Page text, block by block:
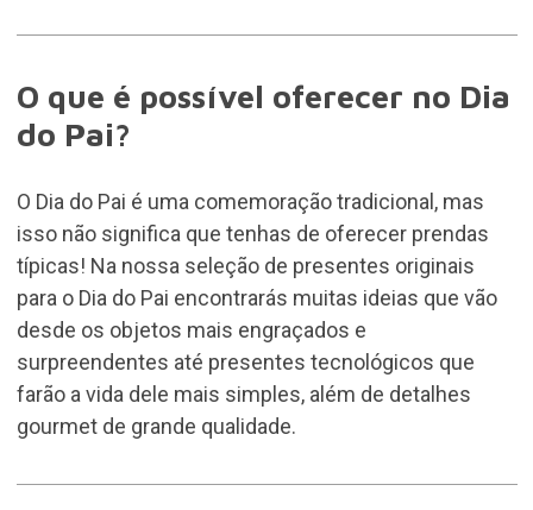
O que é possível oferecer no Dia
do Pai?
O Dia do Pai é uma comemoração tradicional, mas
isso não significa que tenhas de oferecer prendas
típicas! Na nossa seleção de presentes originais
para o Dia do Pai encontrarás muitas ideias que vão
desde os objetos mais engraçados e
surpreendentes até presentes tecnológicos que
farão a vida dele mais simples, além de detalhes
gourmet de grande qualidade.